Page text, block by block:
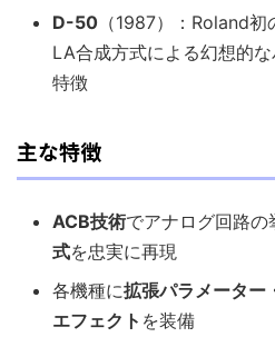
D-50 （1987）：Roland初
LA合成方式による幻想的
特徴
主な特徴
ACB技術でアナログ回路の
式を忠実に再現
各機種に拡張パラメーター
エフェクト を装備